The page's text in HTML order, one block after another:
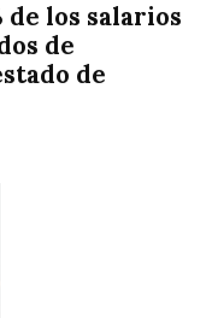
de los salarios
de
de